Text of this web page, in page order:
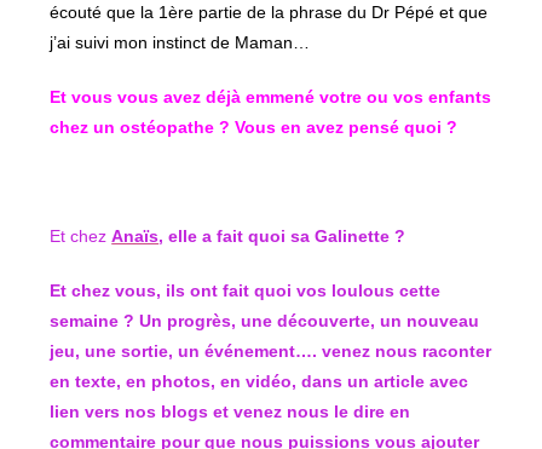
écouté que la 1ère partie de la phrase du Dr Pépé et que
j’ai suivi mon instinct de Maman…
Et vous vous avez déjà emmené votre ou vos enfants
chez un ostéopathe ? Vous en avez pensé quoi ?
Et chezAnaïs, elle a fait quoi sa Galinette ?
Et chez vous, ils ont fait quoi vos loulous cette
semaine ? Un progrès, une découverte, un nouveau
jeu, une sortie, un événement…. venez nous raconter
en texte, en photos, en vidéo, dans un article avec
lien vers nos blogs et venez nous le dire en
commentaire pour que nous puissions vous ajouter